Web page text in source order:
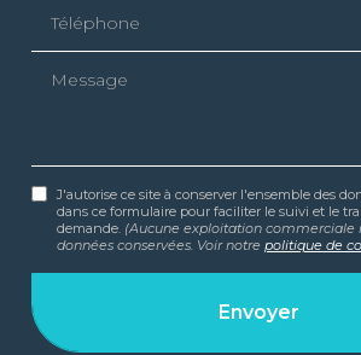
Message
J'autorise ce site à conserver l'ensemble des
dans ce formulaire pour faciliter le suivi et le
demande. (Aucune exploitation commerciale
données conservées. Voir notre politique de